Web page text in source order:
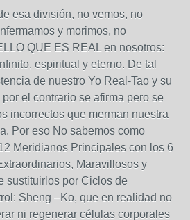
esa división, no vemos, no
y morimos, no
QUE ES REAL en nosotros:
espiritual y eterno. De tal
de nuestro Yo Real-Tao y su
el contrario se afirma pero se
incorrectos que merman nuestra
Por eso No sabemos como
Meridianos Principales con los 6
Maravillosos y
sustituirlos por Ciclos de
Sheng –Ko, que en realidad no
ni regenerar células corporales